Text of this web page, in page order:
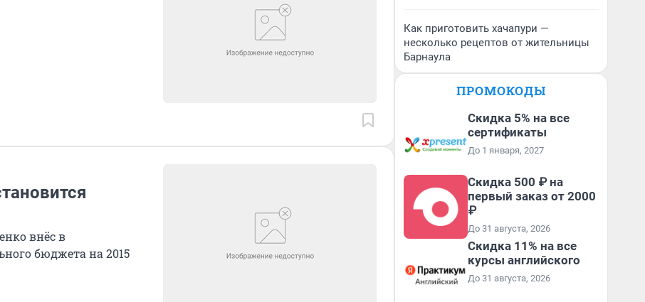
внёс в
бюджета на 2015
Как приготовить хачапури —
несколько рецептов от жительницы
Барнаула
ПРОМОКОДЫ
Скидка 5% на все
сертификаты
До 1 января, 2027
Скидка 500 ₽ на
первый заказ от 2000
₽
До 31 августа, 2026
Скидка 11% на все
курсы английского
До 31 августа, 2026